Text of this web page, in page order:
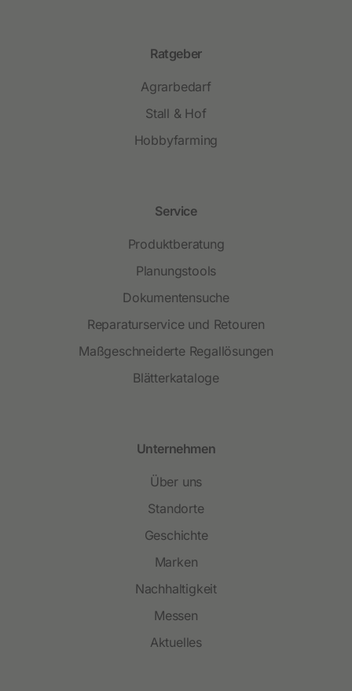
Ratgeber
Agrarbedarf
Stall & Hof
Hobbyfarming
Service
Produktberatung
Planungstools
Dokumentensuche
Reparaturservice und Retouren
Maßgeschneiderte Regallösungen
Blätterkataloge
Unternehmen
Über uns
Standorte
Geschichte
Marken
Nachhaltigkeit
Messen
Aktuelles